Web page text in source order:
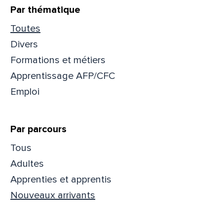
Par thématique
Toutes
Divers
Formations et métiers
Apprentissage AFP/CFC
Emploi
Par parcours
Tous
Adultes
Apprenties et apprentis
Nouveaux arrivants